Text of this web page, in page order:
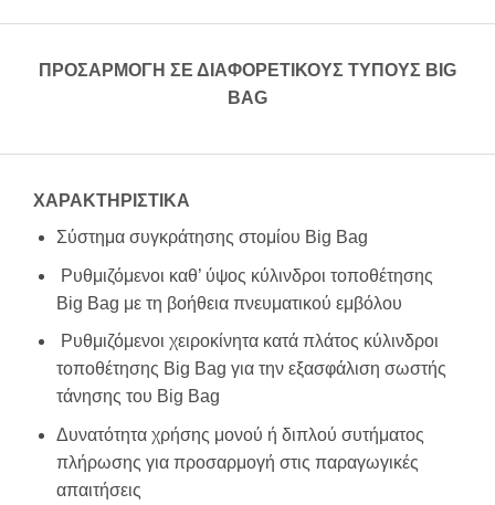
ΠΡΟΣΑΡΜΟΓΗ ΣΕ ΔΙΑΦΟΡΕΤΙΚΟΥΣ ΤΥΠΟΥΣ BIG
BAG
ΧΑΡΑΚΤΗΡΙΣΤΙΚΑ
Σύστημα συγκράτησης στομίου Big Bag
Ρυθμιζόμενοι καθ’ ύψος κύλινδροι τοποθέτησης
Big Bag με τη βοήθεια πνευματικού εμβόλου
Ρυθμιζόμενοι χειροκίνητα κατά πλάτος κύλινδροι
τοποθέτησης Big Bag για την εξασφάλιση σωστής
τάνησης του Big Bag
Δυνατότητα χρήσης μονού ή διπλού συτήματος
πλήρωσης για προσαρμογή στις παραγωγικές
απαιτήσεις